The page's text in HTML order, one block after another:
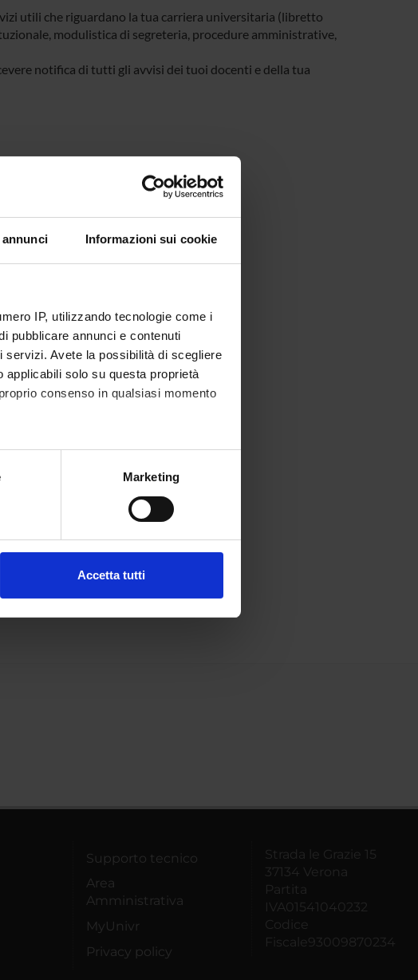
Informazioni sui cookie
IP, utilizzando tecnologie come i
pubblicare annunci e contenuti
servizi. Avete la possibilità di scegliere
solo su questa proprietà
consenso in qualsiasi momento
di qualche metro,Marketing
Accetta tutti
utili che riguardano la tua carriera universitaria (libretto
modulistica di segreteria, procedure amministrative,
notifica di tutti gli avvisi dei tuoi docenti e della tua
Supporto tecnico
Area
Amministrativa
MyUnivr
Privacy policy
Strada le Grazie 15
37134 Verona
Partita
IVA01541040232
Codice
Fiscale93009870234